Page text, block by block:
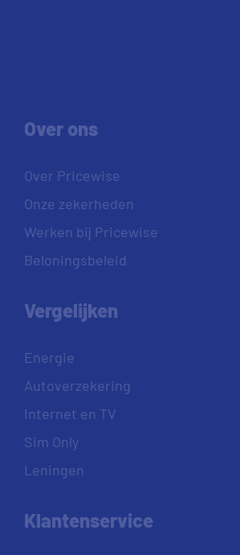
Over ons
Over Pricewise
Onze zekerheden
Werken bij Pricewise
Beloningsbeleid
Vergelijken
Energie
Autoverzekering
Internet en TV
Sim Only
Leningen
Klantenservice